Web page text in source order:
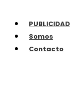
PUBLICIDAD
Somos
Contacto